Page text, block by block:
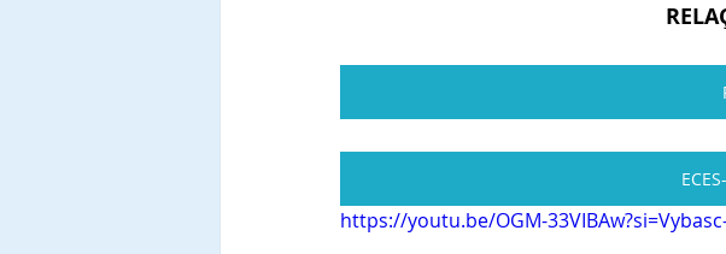
https://youtu.be/OGM-